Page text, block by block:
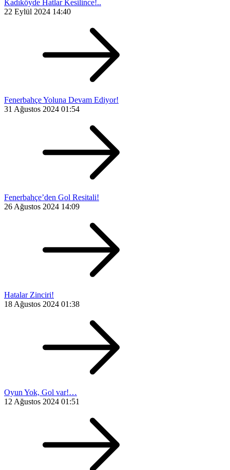
Kadıköyde Hatlar Kesilince!..
22 Eylül 2024 14:40
Fenerbahçe Yoluna Devam Ediyor!
31 Ağustos 2024 01:54
Fenerbahçe’den Gol Resitali!
26 Ağustos 2024 14:09
Hatalar Zinciri!
18 Ağustos 2024 01:38
Oyun Yok, Gol var!…
12 Ağustos 2024 01:51